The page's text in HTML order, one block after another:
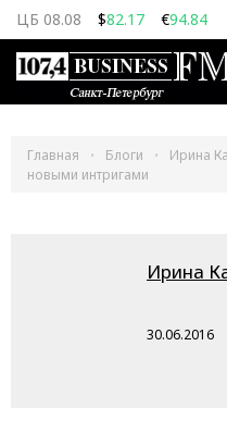
ЦБ 08.08 $82.17 €94.84
Главная Блоги Ирина
новыми интригами
Ирина
30.06.2016